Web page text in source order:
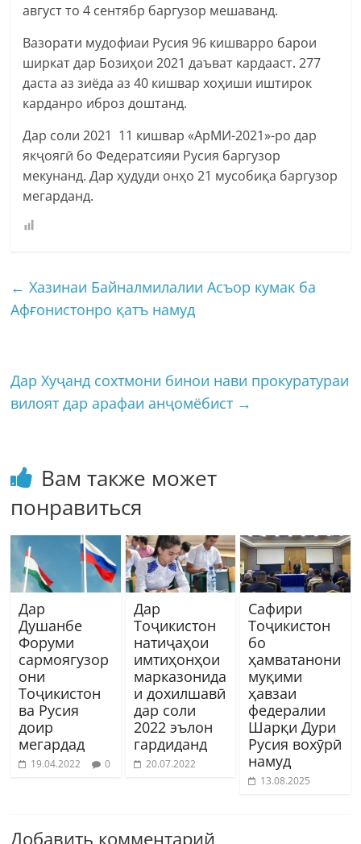
август то 4 сентябр баргузор мешаванд.
Вазорати мудофиаи Русия 96 кишварро барои
ширкат дар Бозиҳои 2021 даъват кардааст. 277
даста аз зиёда аз 40 кишвар хоҳиши иштирок
карданро иброз доштанд.
Дар соли 2021 11 кишвар «AрМИ-2021»-ро дар
якҷоягӣ бо Федератсияи Русия баргузор
мекунанд. Дар ҳудуди онҳо 21 мусобиқа баргузор
мегарданд.
← Хазинаи Байналмилалии Асъор кумак ба
Афғонистонро қатъ намуд
Дар Хуҷанд сохтмони бинои нави прокуратураи
вилоят дар арафаи анҷомёбист →
Вам также может
понравиться
Дар
Душанбе
Форуми
сармоягузор
они
Тоҷикистон
ва Русия
доир
мегардад
19.04.2022 0
Дар
Тоҷикистон
натиҷаҳои
имтиҳонҳои
марказонида
и дохилшавӣ
дар соли
2022 эълон
гардиданд
20.07.2022
Сафири
Тоҷикистон
бо
ҳамватанони
муқими
ҳавзаи
федералии
Шарқи Дури
Русия вохӯрӣ
намуд
13.08.2025
Добавить комментарий